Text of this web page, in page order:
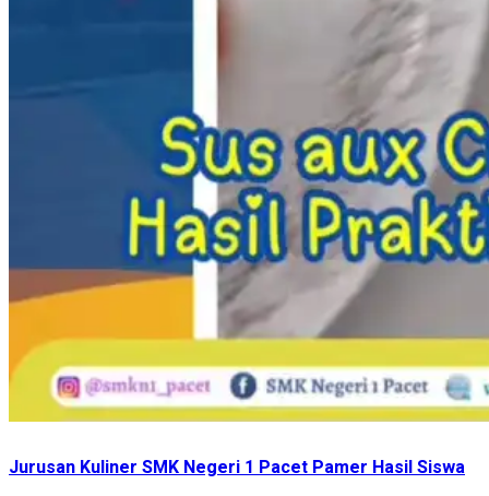
Jurusan Kuliner SMK Negeri 1 Pacet Pamer Hasil Siswa